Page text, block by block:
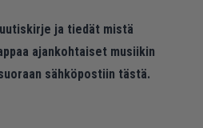
ja tiedät mistä
ajankohtaiset musiikin
sähköpostiin tästä.